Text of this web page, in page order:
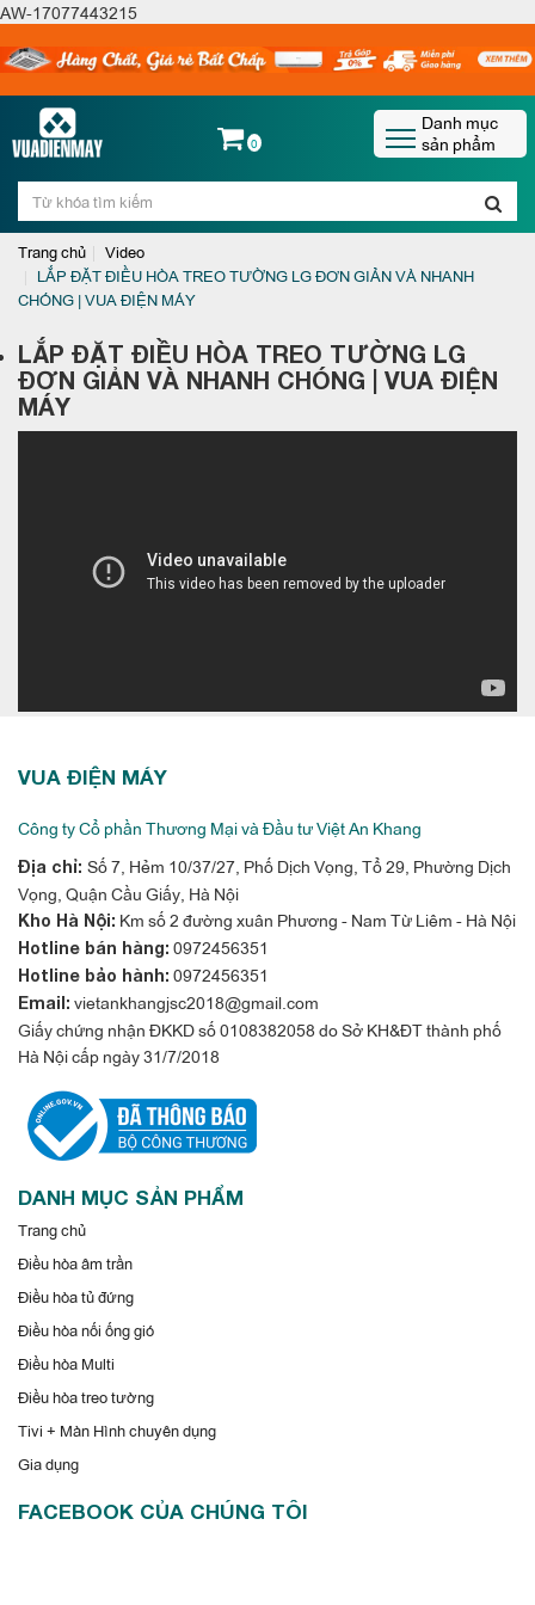
AW-17077443215
0
Danh mục
sản phẩm
Trang chủ
Video
LẮP ĐẶT ĐIỀU HÒA TREO TƯỜNG LG ĐƠN GIẢN VÀ NHANH
CHÓNG | VUA ĐIỆN MÁY
LẮP ĐẶT ĐIỀU HÒA TREO TƯỜNG LG
ĐƠN GIẢN VÀ NHANH CHÓNG | VUA ĐIỆN
MÁY
VUA ĐIỆN MÁY
Công ty Cổ phần Thương Mại và Đầu tư Việt An Khang
Địa chỉ: Số 7, Hẻm 10/37/27, Phố Dịch Vọng, Tổ 29, Phường Dịch
Vọng, Quận Cầu Giấy, Hà Nội
Kho Hà Nội: Km số 2 đường xuân Phương - Nam Từ Liêm - Hà Nội
Hotline bán hàng: 0972456351
Hotline bảo hành: 0972456351
Email: vietankhangjsc2018@gmail.com
Giấy chứng nhận ĐKKD số 0108382058 do Sở KH&ĐT thành phố
Hà Nội cấp ngày 31/7/2018
DANH MỤC SẢN PHẨM
Trang chủ
Điều hòa âm trần
Điều hòa tủ đứng
Điều hòa nối ống gió
Điều hòa Multi
Điều hòa treo tường
Tivi + Màn Hình chuyên dụng
Gia dụng
FACEBOOK CỦA CHÚNG TÔI